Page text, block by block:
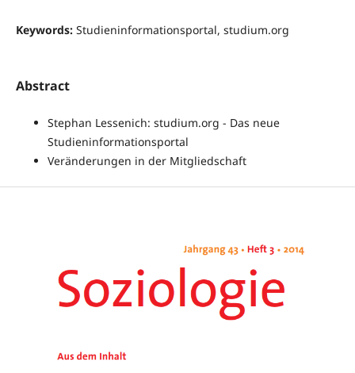
Keywords: Studieninformationsportal, studium.org
Abstract
Stephan Lessenich: studium.org - Das neue
Studieninformationsportal
Veränderungen in der Mitgliedschaft